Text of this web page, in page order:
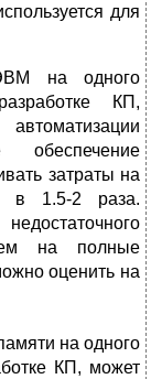
для
ЭВМ на одного
КП,
обеспечение
затраты на
в 1.5-2 раза.
на полные
оценить на
на одного
КП, может